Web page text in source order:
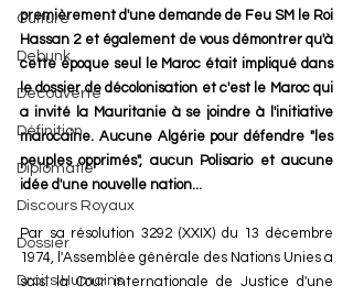
Culture
Debunk
Découverte
Définition
Diplomatie
Discours Royaux
Dossier
Droits Humains
premièrement d'une demande de Feu SM le Roi
Hassan 2 et également de vous démontrer qu'à
cette époque seul le Maroc était impliqué dans
le dossier de décolonisation et c'est le Maroc qui
a invité la Mauritanie à se joindre à l'initiative
marocaine. Aucune Algérie pour défendre "les
peuples opprimés", aucun Polisario et aucune
idée d'une nouvelle nation...
Par sa résolution 3292 (XXIX) du 13 décembre
1974, l'Assemblée générale des Nations Unies a
saisi la Cour internationale de Justice d'une